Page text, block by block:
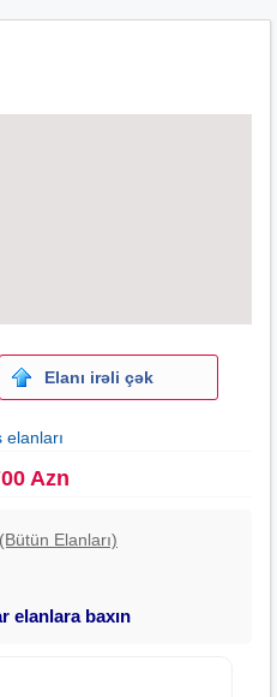
Elanı irəli çək
elanları
Azn
(Bütün Elanları)
elanlara baxın